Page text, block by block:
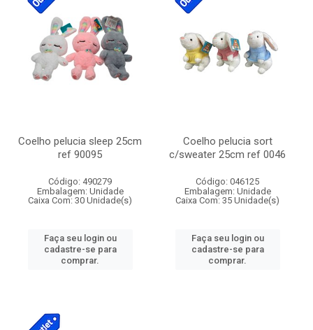
Coelho pelucia sleep 25cm
ref 90095
Código: 490279
Embalagem: Unidade
Caixa Com: 30 Unidade(s)
Faça seu login ou
cadastre-se para
comprar.
Coelho pelucia sort
c/sweater 25cm ref 0046
Código: 046125
Embalagem: Unidade
Caixa Com: 35 Unidade(s)
Faça seu login ou
cadastre-se para
comprar.